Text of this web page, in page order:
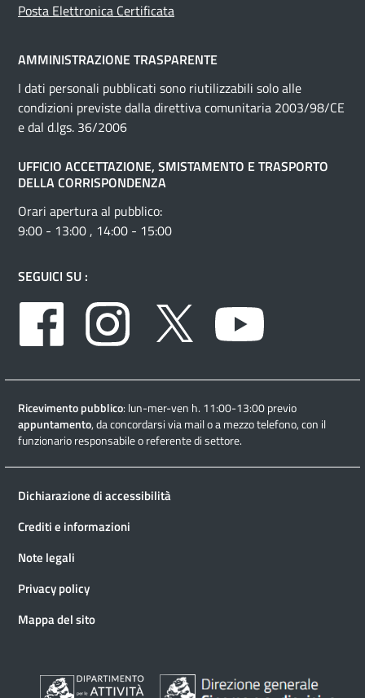
Posta Elettronica Certificata
AMMINISTRAZIONE TRASPARENTE
I dati personali pubblicati sono riutilizzabili solo alle
condizioni previste dalla direttiva comunitaria 2003/98/CE
e dal d.lgs. 36/2006
UFFICIO ACCETTAZIONE, SMISTAMENTO E TRASPORTO
DELLA CORRISPONDENZA
Orari apertura al pubblico:
9:00 - 13:00 , 14:00 - 15:00
SEGUICI SU :
Facebook
Instagram Twitter
Ricevimento pubblico: lun-mer-ven h. 11:00-13:00 previo
appuntamento, da concordarsi via mail o a mezzo telefono, con il
funzionario responsabile o referente di settore.
Dichiarazione di accessibilità
Crediti e informazioni
Note legali
Privacy policy
Mappa del sito